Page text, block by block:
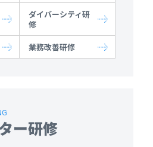
ダイバーシティ研
修
業務改善研修
ー研修